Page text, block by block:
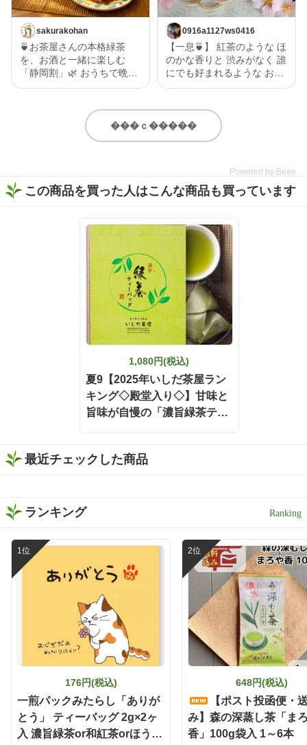
sakurakohan
🍵お茶屋さんの本格緑茶
を、お酒と一緒に楽しむ
「静岡割」🌿 おうちで晩酌
を楽しむなら、お酒だけじ
は、いしだ茶屋のオンライ
ンショップ限定商品【濃旨
年度いしだ茶屋年間売り上
げNo.1👑 販売開始から多く
の方に愛されている、いし
だ茶屋で人気のティーバッ
で作られた濃旨緑茶は、テ
ィーバッグとは思えないほ
どしっかりとした味わい😋
香ばしい香りとお茶ならで
はの甘みがふわっと広がっ
て、まるで茶葉から丁寧に
淹れたような本格的な美味
しさを楽しめました🍃 そし
て、ぜひ試してほしいのが
「静岡割」🍶🍵 濃旨緑茶テ
ィーバッグで作った緑茶を
お酒で割るだけという、と
ってもシンプルな楽しみ方
も緑茶の存在感が消えない
😌 お茶の旨みとお酒の風味
がバランスよく重なって、
く、いつもの晩酌がちょっ
と特別な時間になりました
🕐 濃い緑茶が好きな方に
は、この味わいをぜひ一度
体験してほしい🌿 もちろん
静岡割だけでなく、お湯出
しでも水出しも出来ますよ
茶、ほっとしたい時間には
温かい緑茶、夜は静岡割
と、その日の気分に合わせ
で、飲み終わった後の茶殻
の後始末も手軽🗑️ 本格的な
お茶をもっと身近に楽しみ
たい時にも嬉しい存在です
🌿 お茶どころ静岡ならでは
0916a1127ws0416
【一息🍵】 紅茶のような ほ
のかな香りと 渋みがなく 誰
にでも好まれるような お茶
で一息🍵 黒烏龍なので 和食
もあるので 洋食にもあい 幅
広く 美味しく召し上がれる
と思います。 いしだ茶屋
はストーリーに リンクを貼
り付けたので是非 チェック
してみてください🙇‍♀️ https://
www.ishida-chaya.jp/?pid=1
72961890 @ishidachaya #
いしだ茶屋 #タイアップ #
黒烏龍茶 #ウーロン茶 #今
日のお茶
���ｃ�����
Powered by Beee
この商品を買った人はこんな商品も買っています
1,080円(税込)
夏9【2025年いしだ茶屋ラン
キング◇殿堂入り◇】甘味と
旨味が自慢の「濃旨緑茶ティ
森町 お茶 【ポスト投函便不
可】【定番】【キャンペーン
対象外】【夏ギフト】
最近チェックした商品
ランキング
176円(税込)
一煎パックみたらし「ありが
とう」 ティーバッグ 2g×2ヶ
入 濃旨緑茶or和紅茶orほうじ
648円(税込)
【ポスト投函便・
み】森の深蒸し茶「ま
香」100g袋入 1～6本